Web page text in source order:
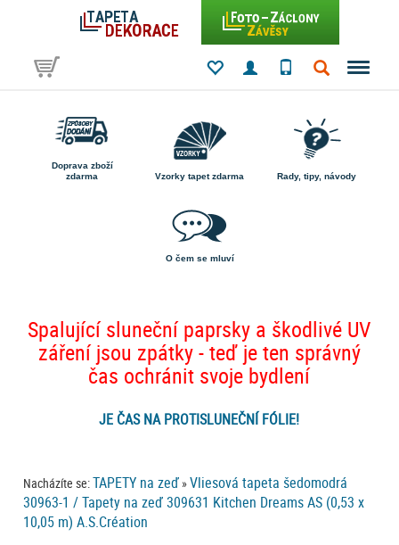
Doprava zboží
zdarma
Vzorky tapet zdarma Rady, tipy, návody
O čem se mluví
Spalující sluneční paprsky a škodlivé UV
záření jsou zpátky - teď je ten správný
čas ochránit svoje bydlení
JE ČAS NA PROTISLUNEČNÍ FÓLIE!
Nacházíte se:TAPETY na zeď »Vliesová tapeta šedomodrá
30963-1 / Tapety na zeď 309631 Kitchen Dreams AS (0,53 x
10,05 m) A.S.Création